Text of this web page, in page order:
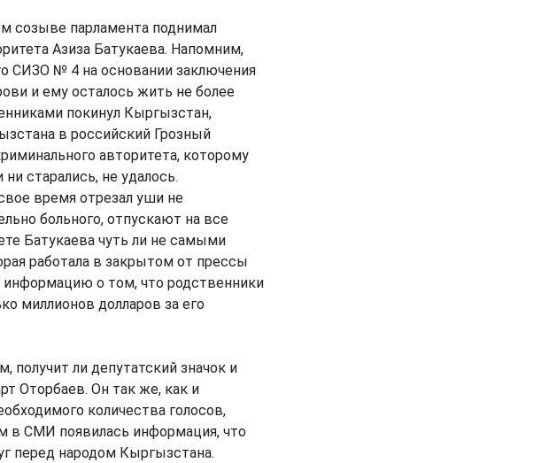
созыве парламента поднимал
Азиза Батукаева. Напомним,
СИЗО № 4 на основании заключения
и ему осталось жить не более
покинул Кыргызстан,
в российский Грозный
авторитета, которому
старались, не удалось.
время отрезал уши не
больного, отпускают на все
Батукаева чуть ли не самыми
работала в закрытом от прессы
о том, что родственники
миллионов долларов за его
ли депутатский значок и
Оторбаев. Он так же, как и
количества голосов,
в СМИ появилась информация, что
перед народом Кыргызстана.